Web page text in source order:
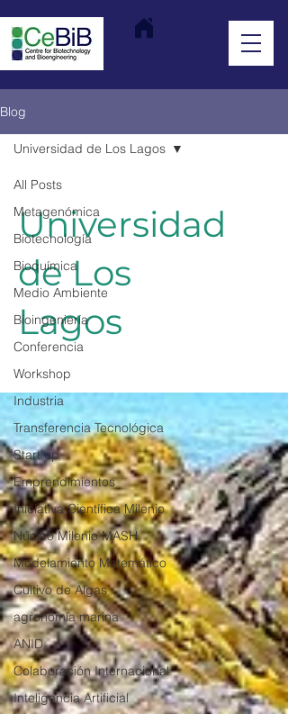
Blog
All Posts
Metagenómica
Biotecnología
Bioquímica
Medio Ambiente
Bioingeniería
Conferencia
Workshop
Industria
Transferencia Tecnológica
Start up
Emprendimientos
Iniciativa Científica Milenio
Núcleo Milenio MASH
Modelamiento Matemático
Cultivo de Algas
agronomía marina
ANID
Colaboración Internacional
Inteligencia Artificial
Universidad de Los Lagos
Universidad
de Los
Lagos